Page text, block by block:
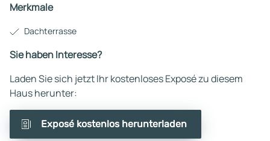
Merkmale
Dachterrasse
Sie haben Interesse?
Laden Sie sich jetzt Ihr kostenloses Exposé zu diesem
Haus herunter:
Exposé kostenlos herunterladen